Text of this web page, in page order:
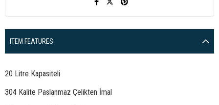
ITEM FEATURES
20 Litre Kapasiteli
304 Kalite Paslanmaz Çelikten İmal